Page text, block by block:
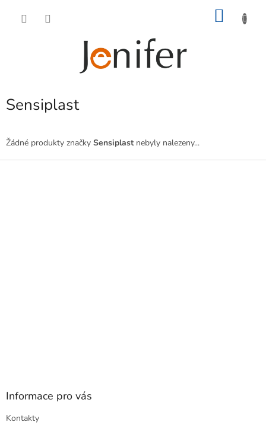
Sensiplast
Žádné produkty značky Sensiplastnebyly nalezeny...
Z
Informace pro vás
Kontakty